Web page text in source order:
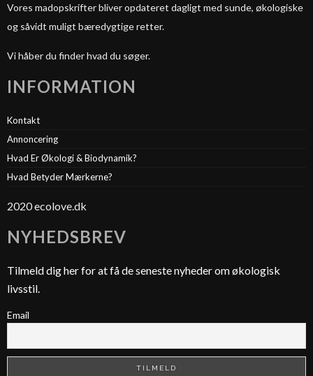
Vores madopskrifter bliver opdateret dagligt med sunde, økologiske
og såvidt muligt bæredygtige retter.
Vi håber du finder hvad du søger.
INFORMATION
Kontakt
Annoncering
Hvad Er Økologi & Biodynamik?
Hvad Betyder Mærkerne?
2020 ecolove.dk
NYHEDSBREV
Tilmeld dig her for at få de seneste nyheder om økologisk
livsstil.
Email